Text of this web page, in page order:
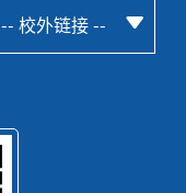
-- 校外链接 --